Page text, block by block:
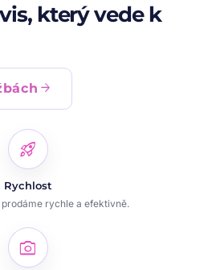
který vede k
arrow_forward
rocket_launch
Rychlost
rychle a efektivně.
photo_camera